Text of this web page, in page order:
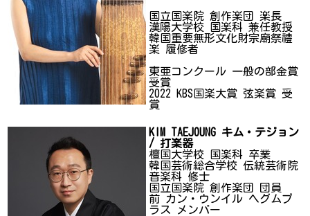
国立国楽院 創作楽団 楽長
漢陽大学校 国楽科 兼任教授
韓国重要無形文化財宗廟祭禮
楽 履修者
東亜コンクール 一般の部金賞
受賞
2022 KBS国楽大賞 弦楽賞 受
賞
KIM TAEJOUNG キム・テジョン
/ 打楽器
檀国大学校 国楽科 卒業
韓国芸術総合学校 伝統芸術院
音楽科 修士
国立国楽院 創作楽団 団員
前 カン・ウンイル ヘグムプ
ラス メンバー